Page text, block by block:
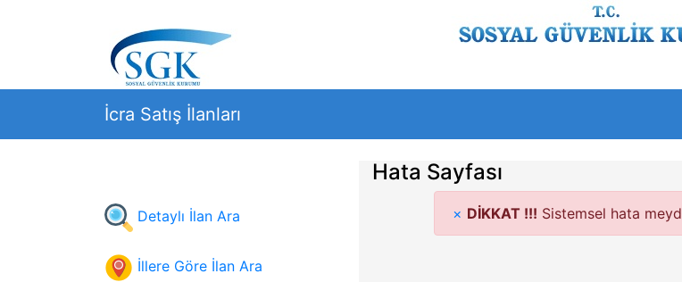
İcra Satış İlanları
Detaylı İlan Ara
İllere Göre İlan Ara
Hata Sayfası
× DİKKAT !!! Sistemsel hata